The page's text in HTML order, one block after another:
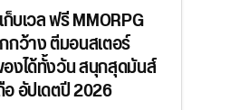
ก็บเวล ฟรี MMORPG
กว้าง ตีมอนสเตอร์
งได้ทั้งวัน สนุกสุดมันส์
อัปเดตปี 2026